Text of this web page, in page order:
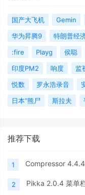
国产大飞机 Gemin
华为昇腾9
特朗普经
:fire
Playg 侯聪
印度PM2
响度 监
悦数
罗永浩录音
日本“熊尸
斯拉夫
推荐下载
1 Compressor
2 Pikka 2.0.4 菜单